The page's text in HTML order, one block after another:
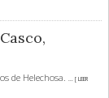
de Helechosa.
... [ LEER